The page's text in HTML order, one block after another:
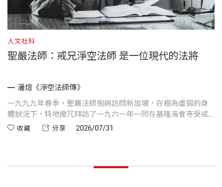
人文社科
聖嚴法師：戒兄淨空法師 是一位現代的法將
潘煊《淨空法師傳》
一九九九年春季，聖嚴法師抱病訪問新加坡，在極為虛弱的身
體狀況下，特地撥冗拜訪了一九六一年一同在基隆海會寺受戒
的戒兄淨空法師。佛門有云「同戒如同命」，這兩位當代佛教
收藏 分享 2026/07/31